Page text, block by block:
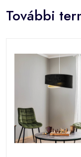
További